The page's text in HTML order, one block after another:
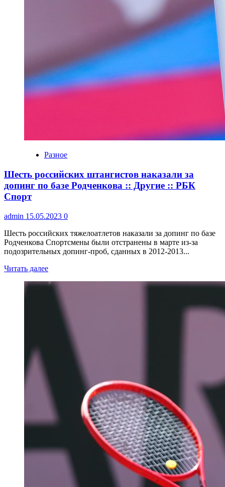
Разное
Шесть российских штангистов наказали за
допинг по базе Родченкова :: Другие :: РБК
Спорт
admin 15.05.2023 0
Шесть российских тяжелоатлетов наказали за допинг по базе
Родченкова Спортсмены были отстранены в марте из-за
подозрительных допинг-проб, сданных в 2012-2013...
Читать далее